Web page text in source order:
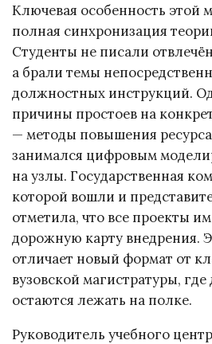
Ключевая особенность этой
полная синхронизация
Студенты не писали
а брали темы
должностных инструкций.
причины простоев на
— методы повышения
занимался цифровым
на узлы. Государственная
которой вошли и
отметила, что все проекты
дорожную карту внедрения.
отличает новый формат от
вузовской магистратуры,
остаются лежать на полке.
Руководитель учебного